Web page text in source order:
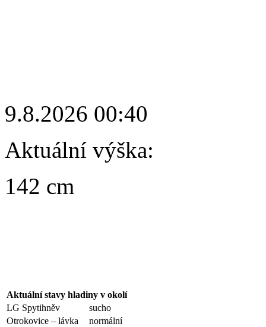
9.8.2026 00:40
Aktuální výška:
142 cm
Aktuální stavy hladiny v okolí
LG Spytihněv
sucho
Otrokovice – lávka
normální